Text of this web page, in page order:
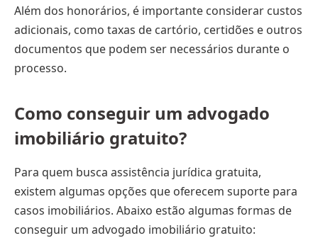
Além dos honorários, é importante considerar custos
adicionais, como taxas de cartório, certidões e outros
documentos que podem ser necessários durante o
processo.
Como conseguir um advogado
imobiliário gratuito?
Para quem busca assistência jurídica gratuita,
existem algumas opções que oferecem suporte para
casos imobiliários. Abaixo estão algumas formas de
conseguir um advogado imobiliário gratuito: